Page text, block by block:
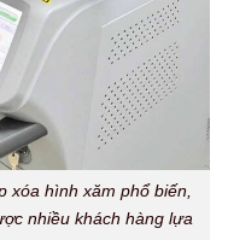
xóa hình xăm phổ biến,
nhiều khách hàng lựa